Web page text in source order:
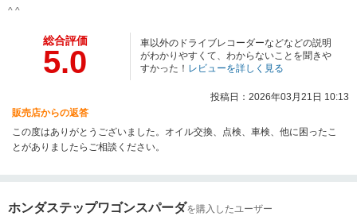
^ ^
総合評価
5.0
車以外のドライブレコーダーなどなどの説明
がわかりやすくて、わからないことを聞きや
すかった！ レビューを詳しく見る
投稿日：2026年03月21日 10:13
販売店からの返答
この度はありがとうございました。オイル交換、点検、車検、他に困ったこ
とがありましたらご相談ください。
ホンダステップワゴンスパーダを購入したユーザー